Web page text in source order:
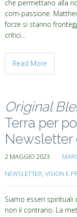
che permettano alla
com-passione.
forze si stanno
critici…
Read More
Original
Terra per
Newsletter
2 MAGGIO 2023
NEWSLETTER, VISION E
Siamo esseri spirituali
non il contrario. La